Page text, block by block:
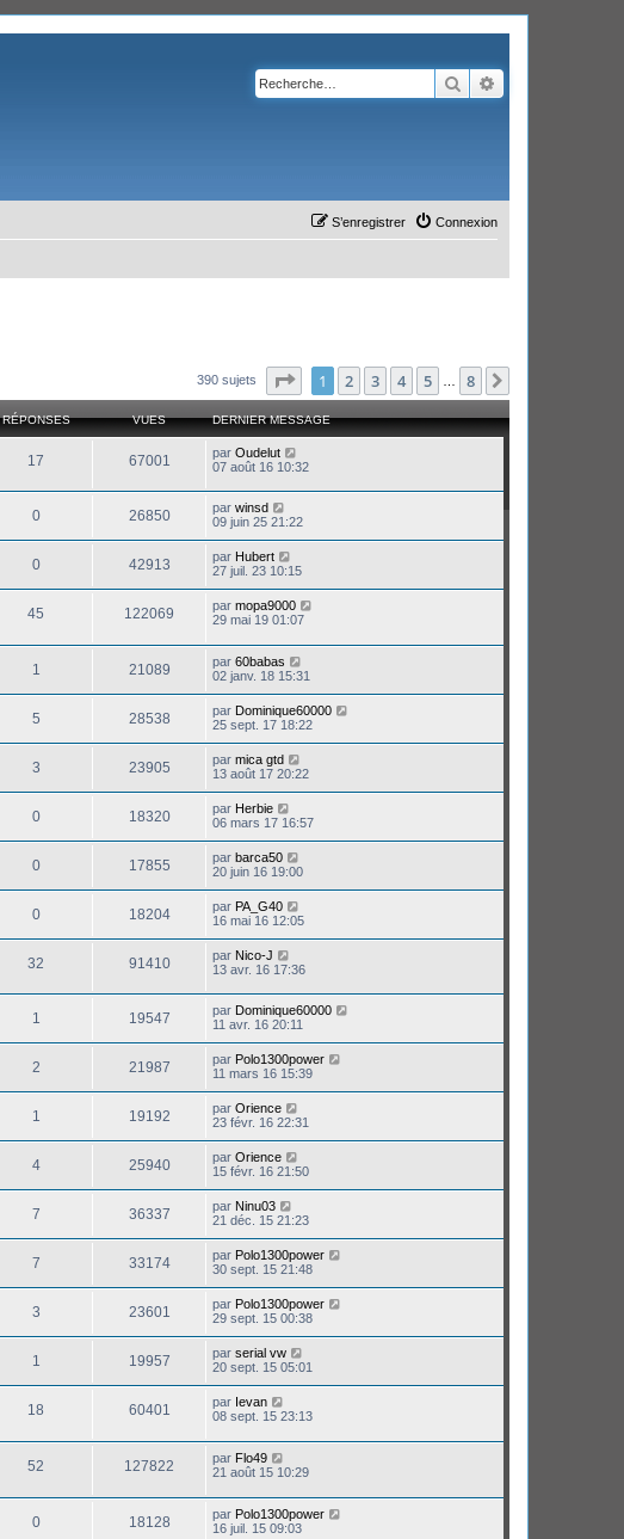
Rechercher
Connexion
S’enregistrer
390 sujets Page sur8
1 2 3 4 5 8
RÉPONSES VUES DERNIER MESSAGE
17 67001 par Oudelut
07 août 16 10:32
0 26850 par winsd
09 juin 25 21:22
0 42913 par Hubert
27 juil. 23 10:15
45 122069 par mopa9000
29 mai 19 01:07
1 21089 par 60babas
02 janv. 18 15:31
5 28538 par Dominique60000
25 sept. 17 18:22
3 23905 par mica gtd
13 août 17 20:22
0 18320 par Herbie
06 mars 17 16:57
0 17855 par barca50
20 juin 16 19:00
0 18204 par PA_G40
16 mai 16 12:05
32 91410 par Nico-J
13 avr. 16 17:36
1 19547 par Dominique60000
11 avr. 16 20:11
2 21987 par Polo1300power
11 mars 16 15:39
1 19192 par Orience
23 févr. 16 22:31
4 25940 par Orience
15 févr. 16 21:50
7 36337 par Ninu03
21 déc. 15 21:23
7 33174 par Polo1300power
30 sept. 15 21:48
3 23601 par Polo1300power
29 sept. 15 00:38
1 19957 par serial vw
20 sept. 15 05:01
18 60401 par Ievan
08 sept. 15 23:13
52 127822 par Flo49
21 août 15 10:29
0 18128 par Polo1300power
16 juil. 15 09:03